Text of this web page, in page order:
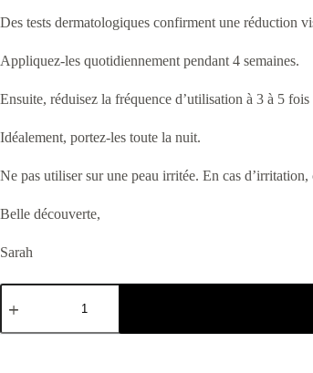
Des tests dermatologiques confirment une réduction
Appliquez-les quotidiennement pendant 4 semaines.
Ensuite, réduisez la fréquence d’utilisation à 3 à 5 fois
Idéalement, portez-les toute la nuit.
Ne pas utiliser sur une peau irritée. En cas d’irritation,
Belle découverte,
Sarah